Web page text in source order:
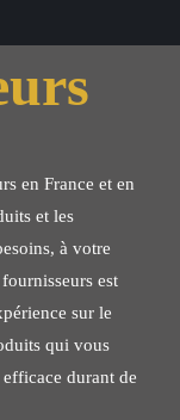
en France et en
et les
à votre
est
sur le
qui vous
durant de